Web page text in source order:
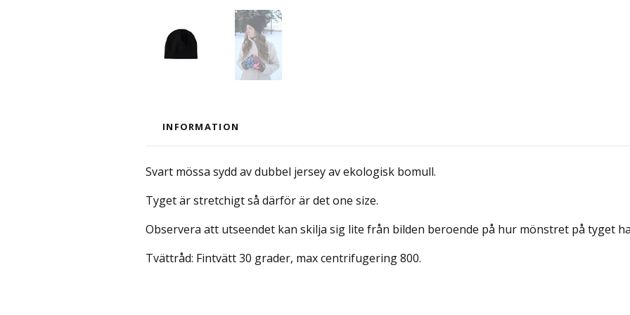
INFORMATION
Svart mössa sydd av dubbel jersey av ekologisk bomull.
Tyget är stretchigt så därför är det one size.
Observera att utseendet kan skilja sig lite från bilden beroende på hur mönstret på tyget
Tvättråd: Fintvätt 30 grader, max centrifugering 800.